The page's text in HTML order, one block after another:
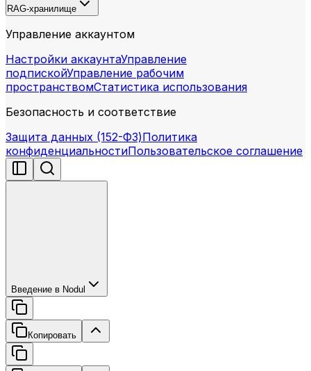
RAG-хранилище
Управление аккаунтом
Настройки аккаунтаУправление
подпискойУправление рабочим
пространствомСтатистика использования
Безопасность и соответствие
Защита данных (152-ФЗ)Политика
конфиденциальностиПользовательское соглашение
Введение в Nodul
Копировать